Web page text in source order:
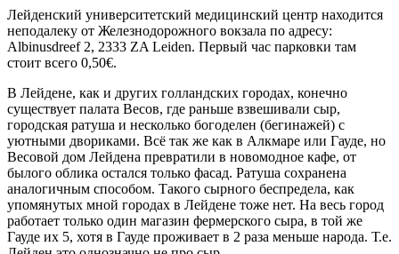
Лейденский университетский медицинский центр находится
неподалеку от Железнодорожного вокзала по адресу:
Albinusdreef 2, 2333 ZA Leiden. Первый час парковки там
стоит всего 0,50€.
В Лейдене, как и других голландских городах, конечно
существует палата Весов, где раньше взвешивали сыр,
городская ратуша и несколько богоделен (бегинажей) с
уютными двориками. Всё так же как в Алкмаре или Гауде, но
Весовой дом Лейдена превратили в новомодное кафе, от
былого облика остался только фасад. Ратуша сохранена
аналогичным способом. Такого сырного беспредела, как
упомянутых мной городах в Лейдене тоже нет. На весь город
работает только один магазин фермерского сыра, в той же
Гауде их 5, хотя в Гауде проживает в 2 раза меньше народа. Т.е.